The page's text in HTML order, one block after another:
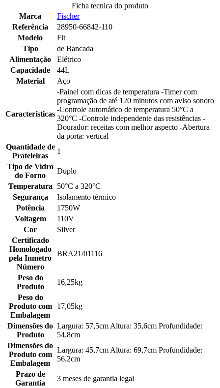
Ficha tecnica do produto
Marca
Fischer
Referência
28950-66842-110
Modelo
Fit
Tipo
de Bancada
Alimentação
Elétrico
Capacidade
44L
Material
Aço
Características
-Painel com dicas de temperatura -Timer com
programação de até 120 minutos com aviso sonoro
-Controle automático de temperatura 50°C a
320°C -Controle independente das resistências -
Dourador: receitas com melhor aspecto -Abertura
da porta: vertical
Quantidade de
Prateleiras
1
Tipo de Vidro
do Forno
Duplo
Temperatura
50°C a 320°C
Segurança
Isolamento térmico
Potência
1750W
Voltagem
110V
Cor
Silver
Certificado
Homologado
pela Inmetro
Número
BRA21/01116
Peso do
Produto
16,25kg
Peso do
Produto com
Embalagem
17,05kg
Dimensões do
Produto
Largura: 57,5cm Altura: 35,6cm Profundidade:
54,8cm
Dimensões do
Produto com
Embalagem
Largura: 45,7cm Altura: 69,7cm Profundidade:
56,2cm
Prazo de
Garantia
3 meses de garantia legal